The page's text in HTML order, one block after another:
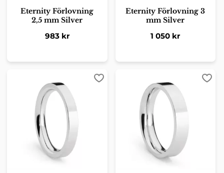
Eternity Förlovning
2,5 mm Silver
983kr
Eternity Förlovning 3
mm Silver
1 050 kr
Lägg till i favoriter